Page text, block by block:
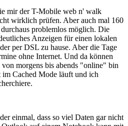
mir der T-Mobile web n' walk
wirklich prüfen. Aber auch mal 160
problemlos möglich. Die
Anzeigen für einen lokalen
per DSL zu hause. Aber die Tage
ohne Internet. Und da können
von morgens bis abends "online" bin
Cached Mode läuft und ich
einmal, dass so viel Daten gar nicht